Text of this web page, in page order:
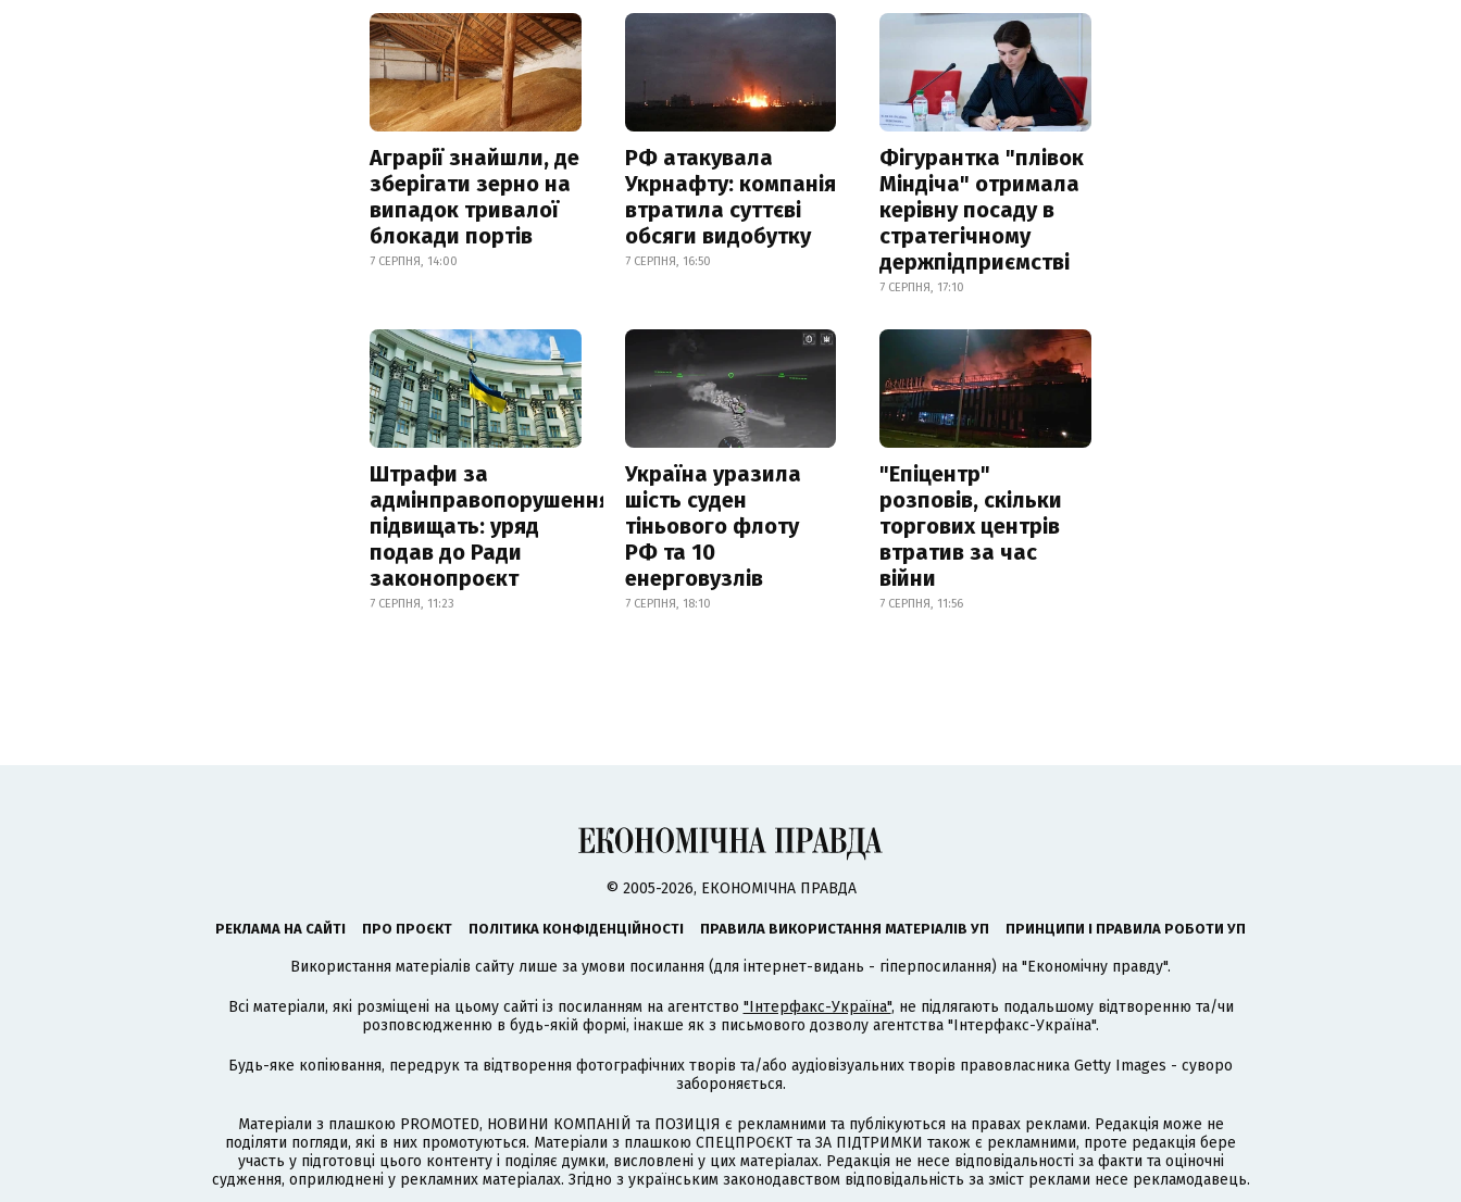
Аграрії знайшли, де
зберігати зерно на
випадок тривалої
блокади портів
7 СЕРПНЯ, 14:00
РФ атакувала
Укрнафту: компанія
втратила суттєві
обсяги видобутку
7 СЕРПНЯ, 16:50
Фігурантка "плівок
Міндіча" отримала
керівну посаду в
стратегічному
держпідприємстві
7 СЕРПНЯ, 17:10
Штрафи за
адмінправопорушення
підвищать: уряд
подав до Ради
законопроєкт
7 СЕРПНЯ, 11:23
Україна уразила
шість суден
тіньового флоту
РФ та 10
енерговузлів
7 СЕРПНЯ, 18:10
"Епіцентр"
розповів, скільки
торгових центрів
втратив за час
війни
7 СЕРПНЯ, 11:56
© 2005-2026, ЕКОНОМІЧНА ПРАВДА
РЕКЛАМА НА САЙТІ ПРО ПРОЄКТ ПОЛІТИКА КОНФІДЕНЦІЙНОСТІ ПРАВИЛА ВИКОРИСТАННЯ МАТЕРІАЛІВ УП ПРИНЦИПИ І ПРАВИЛА РОБОТИ УП
Використання матеріалів сайту лише за умови посилання (для інтернет-видань - гіперпосилання) на "Економічну правду".
Всі матеріали, які розміщені на цьому сайті із посиланням на агентство "Інтерфакс-Україна", не підлягають подальшому відтворенню та/чи
розповсюдженню в будь-якій формі, інакше як з письмового дозволу агентства "Інтерфакс-Україна".
Будь-яке копіювання, передрук та відтворення фотографічних творів та/або аудіовізуальних творів правовласника Getty Images - суворо
забороняється.
Матеріали з плашкою PROMOTED, НОВИНИ КОМПАНІЙ та ПОЗИЦІЯ є рекламними та публікуються на правах реклами. Редакція може не
поділяти погляди, які в них промотуються. Матеріали з плашкою СПЕЦПРОЄКТ та ЗА ПІДТРИМКИ також є рекламними, проте редакція бере
участь у підготовці цього контенту і поділяє думки, висловлені у цих матеріалах. Редакція не несе відповідальності за факти та оціночні
судження, оприлюднені у рекламних матеріалах. Згідно з українським законодавством відповідальність за зміст реклами несе рекламодавець.